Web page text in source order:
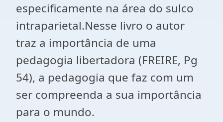
especificamente na área do sulco
intraparietal.Nesse livro o autor
traz a importância de uma
pedagogia libertadora (FREIRE, Pg
54), a pedagogia que faz com um
ser compreenda a sua importância
para o mundo.